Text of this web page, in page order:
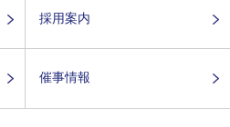
採用案内
催事情報